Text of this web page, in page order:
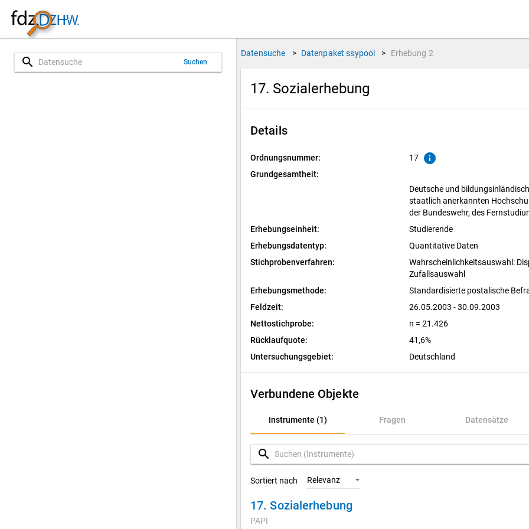
search Suchen
Datensuche > Datenpaket ssypool > Erhebung 2
17. Sozialerhebung
Details
Ordnungsnummer: 17 info
Grundgesamtheit:
Deutsche und
staatlich anerkannten
der Bundeswehr, des
Erhebungseinheit:
Studierende
Erhebungsdatentyp:
Quantitative Daten
Stichprobenverfahren:
Wahrscheinlichkeitsauswahl:
Zufallsauswahl
Erhebungsmethode:
Standardisierte postalische
Feldzeit:
26.05.2003 - 30.09.2003
Nettostichprobe:
n = 21.426
Rücklaufquote:
41,6%
Untersuchungsgebiet:
Deutschland
Verbundene Objekte
Instrumente (1) Fragen Datensätze
Instrumente (1)
Fragen
Datensätze
Variablen
search
Sortiert nach Relevanz
17. Sozialerhebung
PAPI